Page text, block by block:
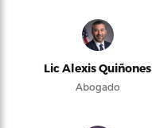
Lic Alexis Quiñones
Abogado